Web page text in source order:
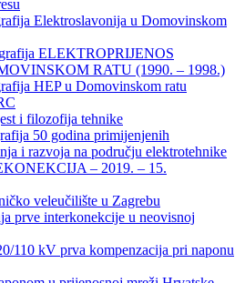
Elektroslavonija u Domovinskom
ELEKTROPRIJENOS
RATU (1990. – 1998.)
HEP u Domovinskom ratu
i filozofija tehnike
50 godina primijenjenih
i razvoja na području elektrotehnike
– 2019. – 15.
veleučilište u Zagrebu
prve interkonekcije u neovisnoj
110 kV prva kompenzacija pri naponu